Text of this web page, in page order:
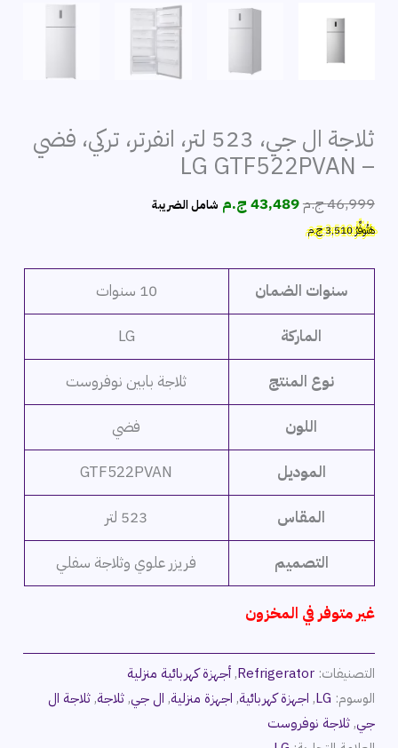
ثلاجة ال جي، 523 لتر، انفرتر، تركي، فضي
– LG GTF522PVAN
46,999ج.مالسعر
43,489 ج.م السعر
شامل الضريبة
هَتُوفِّرُ3,510ج.م
سنوات الضمان 10 سنوات
الماركة LG
نوع المنتج ثلاجة بابين نوفروست
اللون فضي
الموديل GTF522PVAN
المقاس 523 لتر
التصميم فريزر علوي وثلاجة سفلي
غير متوفر في المخزون
التصنيفات:Refrigerator
,أجهزة كهربائية منزلية
الوسوم: LG
, اجهزة كهربائية, اجهزة منزلية, ال جي,ثلاجة,ثلاجة ال
جي,ثلاجة نوفروست